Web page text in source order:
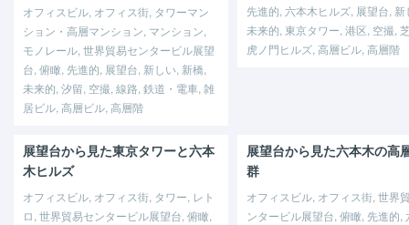
オフィスビル, オフィス街, タワーマン
ション・高層マンション, マンション,
モノレール, 世界貿易センタービル展望
台, 俯瞰, 先進的, 展望台, 新しい, 新橋,
未来的, 汐留, 空撮, 線路, 鉄道・電車, 雑
居ビル, 高層ビル, 高層階
先進的, 六本木ヒルズ, 展望台, 新
未来的, 東京タワー, 港区, 空撮,
虎ノ門ヒルズ, 高層ビル, 高層階
展望台から見た東京タワーと六本
木ヒルズ
オフィスビル, オフィス街, タワー, レト
ロ, 世界貿易センタービル展望台, 俯瞰,
展望台から見た六本木の高
群
オフィスビル, オフィス街, 世界
ンタービル展望台, 俯瞰, 先進的,